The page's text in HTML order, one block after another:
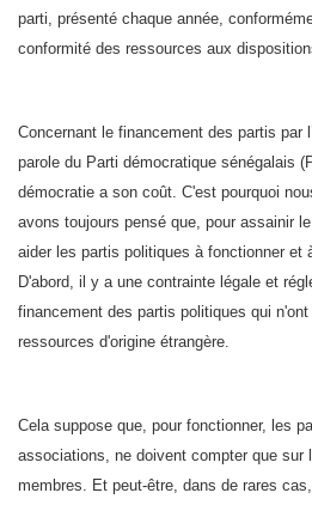
parti, présenté chaque année,
conformité des ressources aux
Concernant le financement des partis par
parole du Parti démocratique sénégalais
démocratie a son coût. C'est pourquoi
avons toujours pensé que, pour assainir
aider les partis politiques à fonctionner et
D'abord, il y a une contrainte légale et
financement des partis politiques qui
ressources d'origine étrangère.
Cela suppose que, pour fonctionner, les
associations, ne doivent compter que sur
membres. Et peut-être, dans de rares